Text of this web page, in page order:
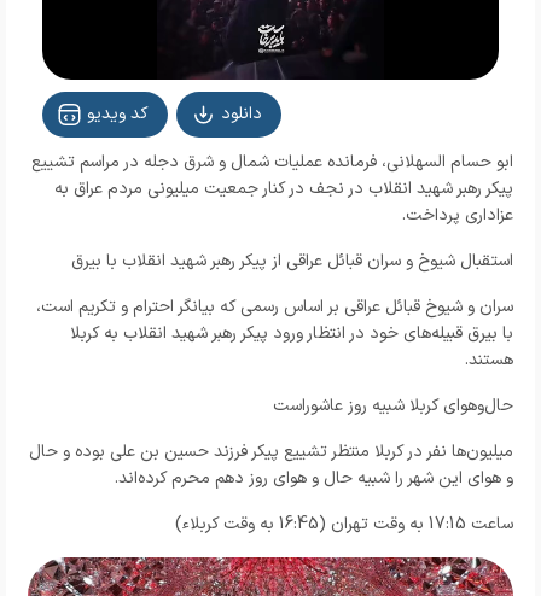
کد ویدیو
دانلود
ابو حسام السهلاني، فرمانده عملیات شمال و شرق دجله در مراسم تشییع
پیکر رهبر شهید انقلاب در نجف در کنار جمعیت میلیونی مردم عراق به
عزاداری پرداخت.
استقبال شیوخ و سران قبائل عراقی از پیکر رهبر شهید انقلاب با بیرق‌
سران و شیوخ قبائل عراقی بر اساس رسمی که بیانگر احترام و تکریم است،
با بیرق‌ قبیله‌های خود در انتظار ورود پیکر رهبر شهید انقلاب به کربلا
هستند.
حال‌وهوای کربلا شبیه روز عاشوراست
میلیون‌ها نفر در کربلا منتظر تشییع پیکر فرزند حسین بن علی بوده و حال
و هوای این شهر را شبیه حال و هوای روز دهم محرم کرده‌اند.
ساعت 17:15 به وقت تهران (16:45 به وقت کربلاء)